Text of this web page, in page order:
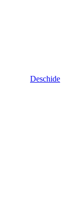
Deschide